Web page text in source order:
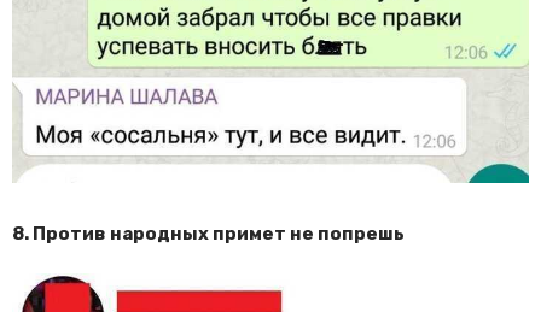
8. Против народных примет не попрешь